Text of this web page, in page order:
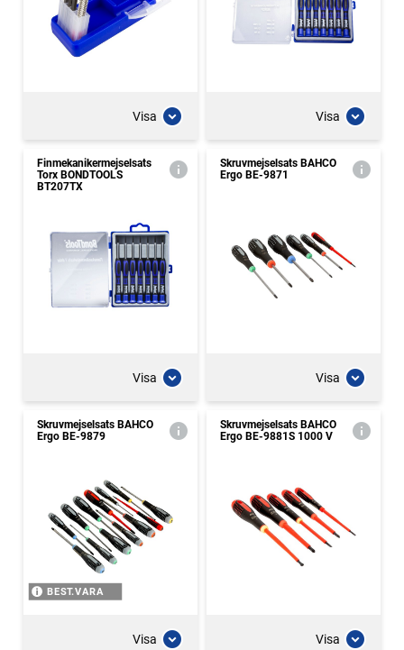
Visa Visa
Finmekanikermejselsats
Torx BONDTOOLS
BT207TX
Visa
Skruvmejselsats BAHCO
Ergo BE-9871
Visa
Skruvmejselsats BAHCO
Ergo BE-9879
BEST.VARA
Visa
Skruvmejselsats BAHCO
Ergo BE-9881S 1000 V
Visa